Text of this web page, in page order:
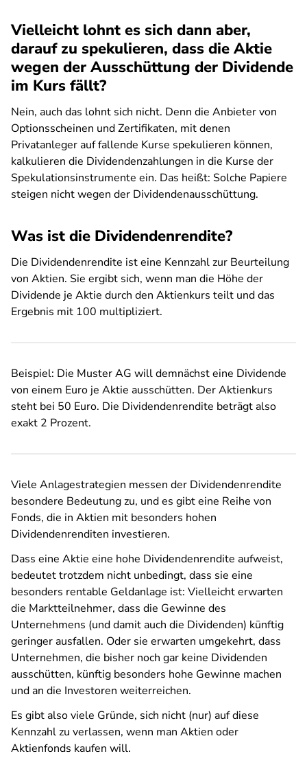
Vielleicht lohnt es sich dann aber,
darauf zu spekulieren, dass die Aktie
wegen der Ausschüttung der Dividende
im Kurs fällt?
Nein, auch das lohnt sich nicht. Denn die Anbieter von
Optionsscheinen und Zertifikaten, mit denen
Privatanleger auf fallende Kurse spekulieren können,
kalkulieren die Dividendenzahlungen in die Kurse der
Spekulationsinstrumente ein. Das heißt: Solche Papiere
steigen nicht wegen der Dividendenausschüttung.
Was ist die Dividendenrendite?
Die Dividendenrendite ist eine Kennzahl zur Beurteilung
von Aktien. Sie ergibt sich, wenn man die Höhe der
Dividende je Aktie durch den Aktienkurs teilt und das
Ergebnis mit 100 multipliziert.
Beispiel: Die Muster AG will demnächst eine Dividende
von einem Euro je Aktie ausschütten. Der Aktienkurs
steht bei 50 Euro. Die Dividendenrendite beträgt also
exakt 2 Prozent.
Viele Anlagestrategien messen der Dividendenrendite
besondere Bedeutung zu, und es gibt eine Reihe von
Fonds, die in Aktien mit besonders hohen
Dividendenrenditen investieren.
Dass eine Aktie eine hohe Dividendenrendite aufweist,
bedeutet trotzdem nicht unbedingt, dass sie eine
besonders rentable Geldanlage ist: Vielleicht erwarten
die Marktteilnehmer, dass die Gewinne des
Unternehmens (und damit auch die Dividenden) künftig
geringer ausfallen. Oder sie erwarten umgekehrt, dass
Unternehmen, die bisher noch gar keine Dividenden
ausschütten, künftig besonders hohe Gewinne machen
und an die Investoren weiterreichen.
Es gibt also viele Gründe, sich nicht (nur) auf diese
Kennzahl zu verlassen, wenn man Aktien oder
Aktienfonds kaufen will.